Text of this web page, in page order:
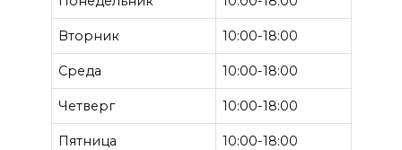
Вторник 10:00-18:00
Среда 10:00-18:00
Четверг 10:00-18:00
Пятница 10:00-18:00